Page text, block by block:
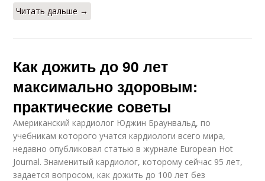
Читать дальше →
Как дожить до 90 лет
максимально здоровым:
практические советы
Американский кардиолог Юджин Браунвальд, по
учебникам которого учатся кардиологи всего мира,
недавно опубликовал статью в журнале European Hot
Journal. Знаменитый кардиолог, которому сейчас 95 лет,
задается вопросом, как дожить до 100 лет без